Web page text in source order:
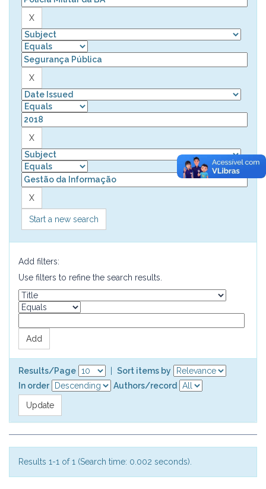
Start a new search
Add filters:
Use filters to refine the search results.
Results/Page
Sort items by
In order
Authors/record
Results 1-1 of 1 (Search time: 0.002 seconds).